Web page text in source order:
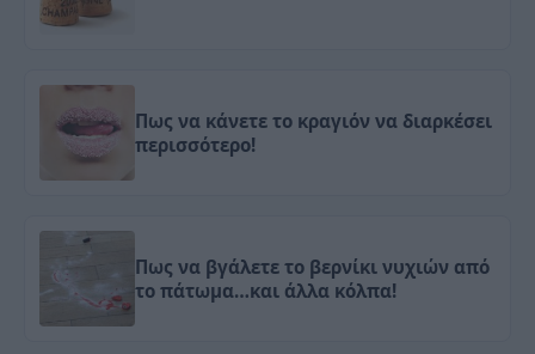
Πως να κάνετε το κραγιόν να διαρκέσει
περισσότερο!
Πως να βγάλετε το βερνίκι νυχιών από
το πάτωμα…και άλλα κόλπα!